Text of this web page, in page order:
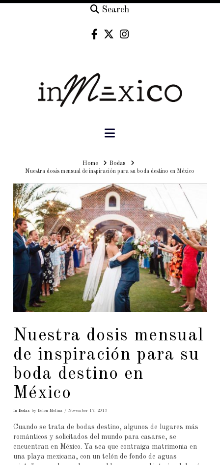
Search
Navigation
HomeHomeBodas
Nuestra dosis mensual de inspiración para su boda destino en México
Nuestra dosis mensual
de inspiración para su
boda destino en
México
In Bodas by Belen Molina November 17, 2017
Cuando se trata de bodas destino, algunos de lugares más
románticos y solicitados del mundo para casarse, se
encuentran en México. Ya sea que contraiga matrimonia en
una playa mexicana, con un telón de fondo de aguas